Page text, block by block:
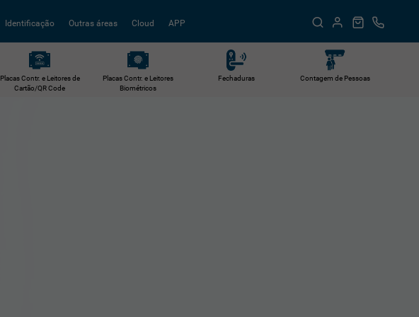
Identificação Outras áreas Cloud APP
Placas Contr. e Leitores de
Cartão/QR Code
Placas Contr. e Leitores
Biométricos
Fechaduras Contagem de Pessoas